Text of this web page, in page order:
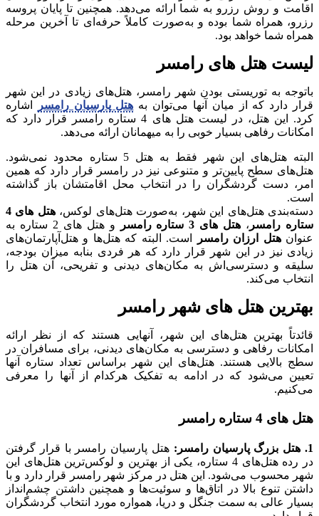
اقامت و روش رزرو به شما ارائه می‌دهد. همچنین تا پایان پروسه
رزرو، همراه شما بوده و به‌صورت کاملاً حرفه‌ای تا آخرین مرحله
همراه شما خواهد بود.
لیست هتل های رامسر
باتوجه به توریستی بودن شهر رامسر، هتل‌های زیادی در این شهر
قرار دارد که از میان آنها می‌توان به هتل پارسیان رامسر
اشاره
کرد. این هتل، در لیست هتل های 4 ستاره رامسر قرار دارد که
امکانات رفاهی بسیار خوبی را به میهمانان ارائه می‌دهد.
البته هتل‌های این شهر فقط به هتل 5 ستاره محدود نمی‌شود.
هتل‌های سطح پایین‌تر و متنوعی نیز در رامسر قرار دارد که همین
امر، دست گردشگران را در انتخاب محل اقامتشان باز گذاشته
است.
دسته‌بندی هتل‌های این شهر، به‌صورت هتل‌های لوکس،
هتل های 4
ستاره رامسر ، هتل های 3 ستاره رامسر
و هتل های 2 ستاره به
عنوانهتل ارزان رامسر
است. البته که هتل‌ها و هتل‌آپارتمان‌های
زیادی نیز در این شهر قرار دارد که هر فردی بنابه میزان بودجه،
سلیقه و دسترسی‌اش به مکان‌های دیدنی و تفریحی، آن هتل را
انتخاب می‌کند.
بهترین هتل های شهر رامسر
قائدتاً بهترین هتل‌های این شهر، آنهایی هستند که از نظر ارائه
امکانات رفاهی و دسترسی به مکان‌های دیدنی، برای مسافران در
سطج بالایی هستند. هتل‌های این شهر براساس تعداد ستاره آنها
تعیین می‌شود که در ادامه به تفکیک هرکدام از آنها را معرفی
می‌کنیم.
هتل های 4 ستاره رامسر
1. هتل بزرگ پارسیان رامسر:
هتل پارسیان رامسر با قرار گرفتن
در رده هتل‌های 4 ستاره، یکی از بهترین و لوکس‌ترین هتل‌های این
شهر محسوب می‌شود. این هتل در مرکز شهر رامسر قرار دارد و با
داشتن تنوع بالا در اتاق‌ها و سوئیت‌ها و همچنین داشتن چشم‌انداز
بسیار عالی به سمت جنگل و دریا، همواره مورد انتخاب گردشگران